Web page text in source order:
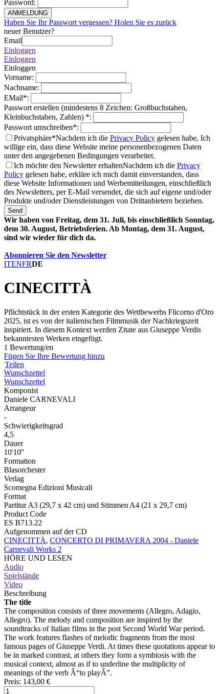
Password:
ANMELDUNG
Haben Sie Ihr Passwort vergessen? Holen Sie es zurück
neuer Benutzer?
Email
Einloggen
Einloggen
Einloggen
Vorname:
Nachname:
EMail*:
Passwort erstellen (mindestens 8 Zeichen: Großbuchstaben,
Kleinbuchstaben, Zahlen) *:
Passwort umschreiben*:
Privatsphäre*Nachdem ich die Privacy Policy gelesen habe, Ich
willige ein, dass diese Website meine personenbezogenen Daten
unter den angegebenen Bedingungen verarbeitet.
Ich möchte den Newsletter erhaltenNachdem ich die Privacy
Policy gelesen habe, erkläre ich mich damit einverstanden, dass
diese Website Informationen und Werbemitteilungen, einschließlich
des Newsletters, per E-Mail versendet, die sich auf eigene und/oder
Produkte und/oder Dienstleistungen von Drittanbietern beziehen.
Send
Wir haben von Freitag, dem 31. Juli, bis einschließlich Sonntag,
dem 30. August, Betriebsferien. Ab Montag, dem 31. August,
sind wir wieder für dich da.
Abonnieren Sie den Newsletter
ITENFRDE
CINECITTÀ
Pflichtstück in der ersten Kategorie des Wettbewerbs Flicorno d'Oro
2025, ist es von der italienischen Filmmusik der Nachkriegszeit
inspiriert. In diesem Kontext werden Zitate aus Giuseppe Verdis
bekanntesten Werken eingefügt.
1 Bewertung/en
Fügen Sie Ihre Bewertung hinzu
Teilen
Wunschzettel
Wunschzettel
Komponist
Daniele CARNEVALI
Arrangeur
-
Schwierigkeitsgrad
4,5
Dauer
10'10''
Formation
Blasorchester
Verlag
Scomegna Edizioni Musicali
Format
Partitur A3 (29,7 x 42 cm) und Stimmen A4 (21 x 29,7 cm)
Product Code
ES B713.22
Aufgenommen auf der CD
CINECITTÀ, CONCERTO DI PRIMAVERA 2004 - Daniele
Carnevali Works 2
HÖRE UND LESEN
Audio
Spielstände
Video
Beschreibung
The title
The composition consists of three movements (Allegro, Adagio,
Allegro). The melody and composition are inspired by the
soundtracks of Italian films in the post Second World War period.
The work features flashes of melodic fragments from the most
famous pages of Giuseppe Verdi. At times these quotations appear to
be in marked contrast, at others they form a symbiosis with the
musical context, almost as if to underline the multiplicity of
meanings of the verb Â“to playÂ”.
Preis: 143,00 €